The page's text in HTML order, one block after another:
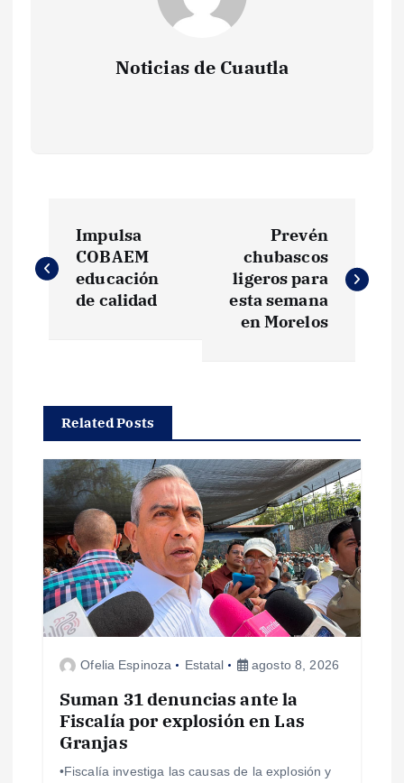
Noticias de Cuautla
a
g
a
c
ó
n
Impulsa
COBAEM
educación
de calidad
Prevén
chubascos
ligeros para
esta semana
en Morelos
Related Posts
Ofelia Espinoza Estatal agosto 8, 2026
Suman 31 denuncias ante la
Fiscalía por explosión en Las
Granjas
•Fiscalía investiga las causas de la explosión y